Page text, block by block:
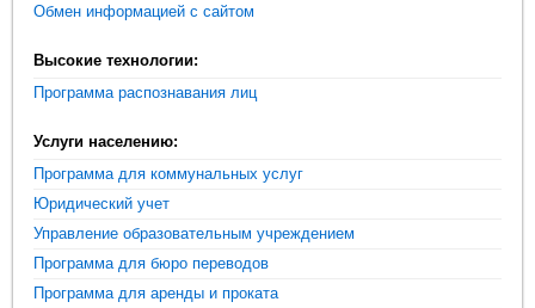
Обмен информацией с сайтом
Высокие технологии:
Программа распознавания лиц
Услуги населению:
Программа для коммунальных услуг
Юридический учет
Управление образовательным учреждением
Программа для бюро переводов
Программа для аренды и проката